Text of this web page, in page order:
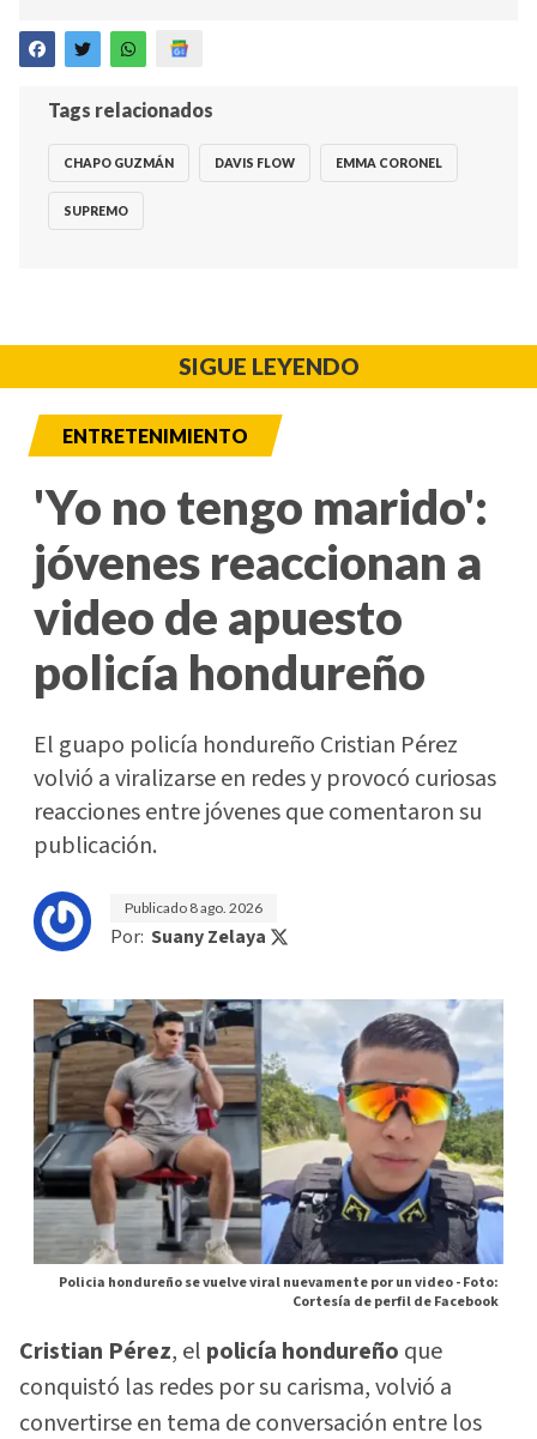
Tags relacionados
CHAPO GUZMÁN DAVIS FLOW EMMA CORONEL
SUPREMO
SIGUE LEYENDO
ENTRETENIMIENTO
'Yo no tengo marido':
jóvenes reaccionan a
video de apuesto
policía hondureño
El guapo policía hondureño Cristian Pérez
volvió a viralizarse en redes y provocó curiosas
reacciones entre jóvenes que comentaron su
publicación.
Publicado 8 ago. 2026
Por: Suany Zelaya
Policia hondureño se vuelve viral nuevamente por un video -Foto:
Cortesía de perfil de Facebook
Cristian Pérez, el policía hondureño que
conquistó las redes por su carisma, volvió a
convertirse en tema de conversación entre los